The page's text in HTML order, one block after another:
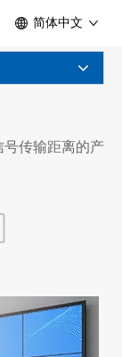
简体中文
传输距离的产